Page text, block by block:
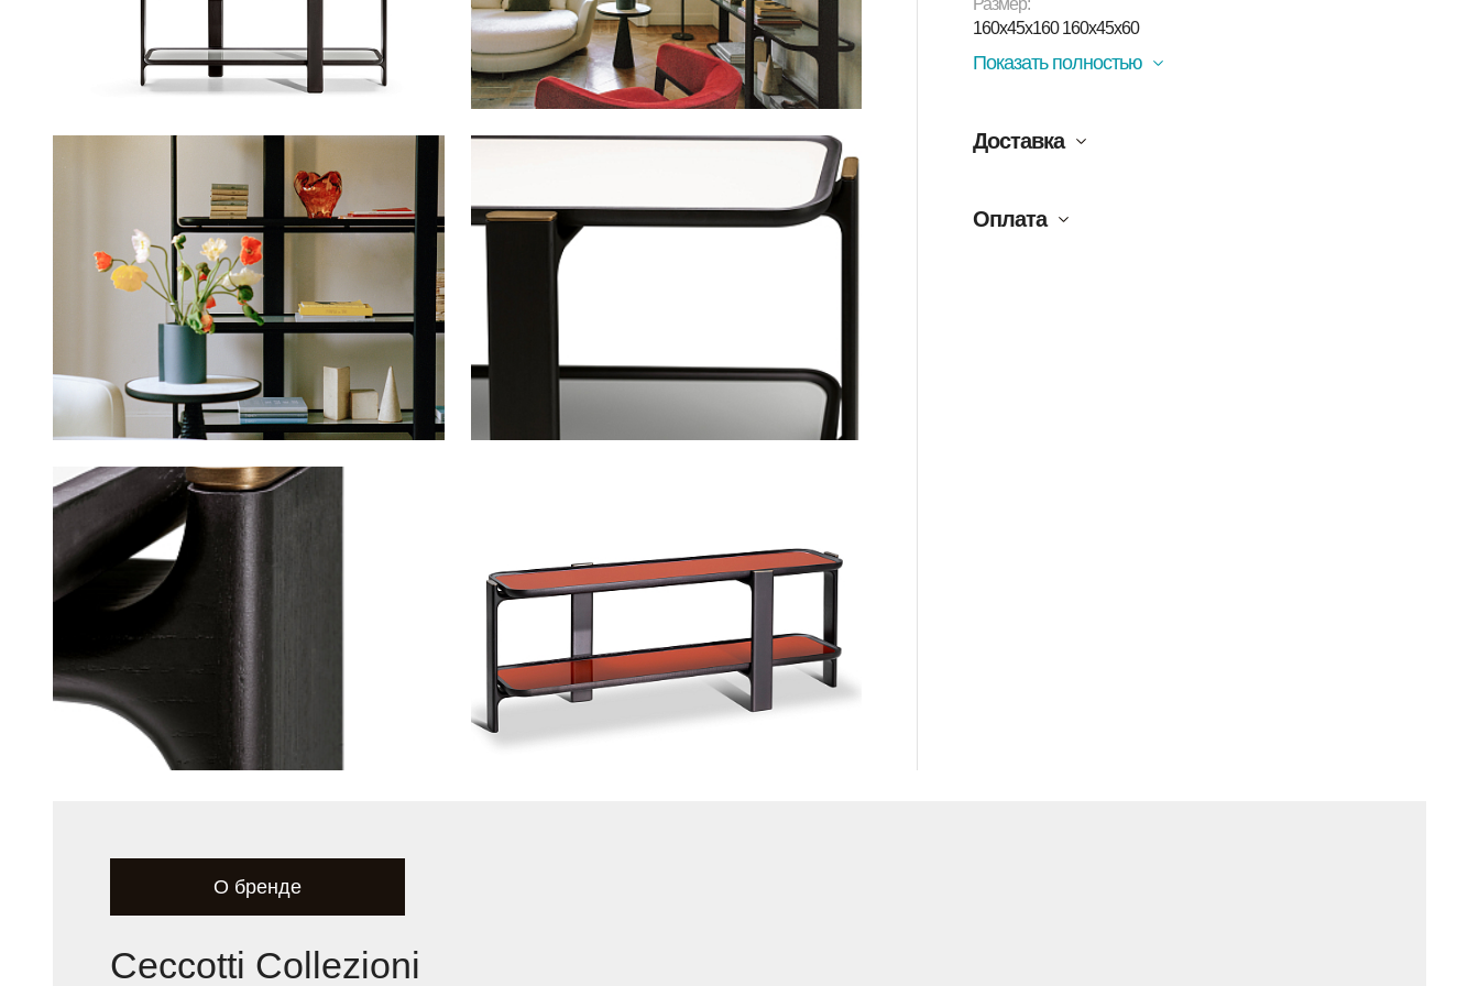
160х45х160 160х45х60
Показать полностью
Доставка
Оплата
О бренде
Ceccotti Collezioni